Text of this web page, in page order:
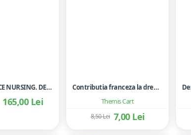
DIAGNOSTICE NURSING. DEFINITII SI CLASIFICARI 2021-2023.
165,00 Lei Themis Cart
Contributia franceza la dreptul european al contractelor
7,00 Lei
8,50 Lei